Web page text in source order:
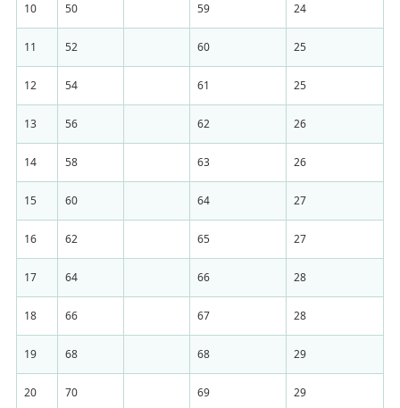
10 50 59 24
11 52 60 25
12 54 61 25
13 56 62 26
14 58 63 26
15 60 64 27
16 62 65 27
17 64 66 28
18 66 67 28
19 68 68 29
20 70 69 29